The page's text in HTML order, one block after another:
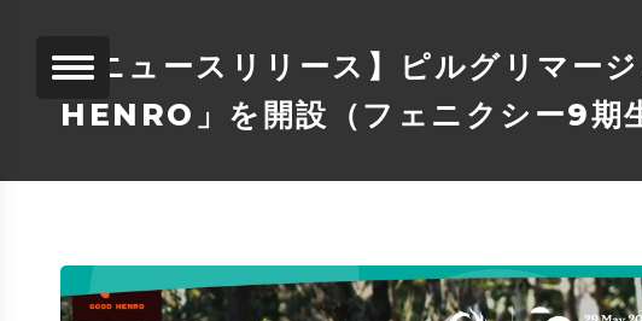
【ニュースリリース】ピルグリマー
HENRO」を開設（フェニクシー9期